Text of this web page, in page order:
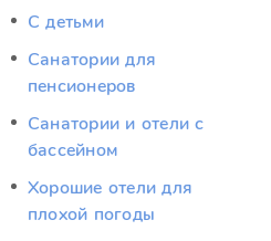
С детьми
Санатории для
пенсионеров
Санатории и отели с
бассейном
Хорошие отели для
плохой погоды